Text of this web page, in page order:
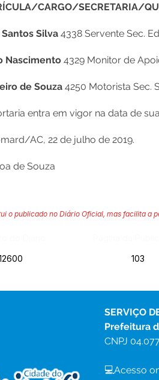
CARGO/SECRETARIA/
Silva 4338 Servente Sec.
Nascimento 4329 Monitor de
de Souza 4250 Motorista
entra em vigor na data de
AC, 22 de julho de 2019.
de Souza
o publicado no Diário Oficial, mas facilita a
103
SERVIÇO
Prefeitura
CNPJ
💻Acesso